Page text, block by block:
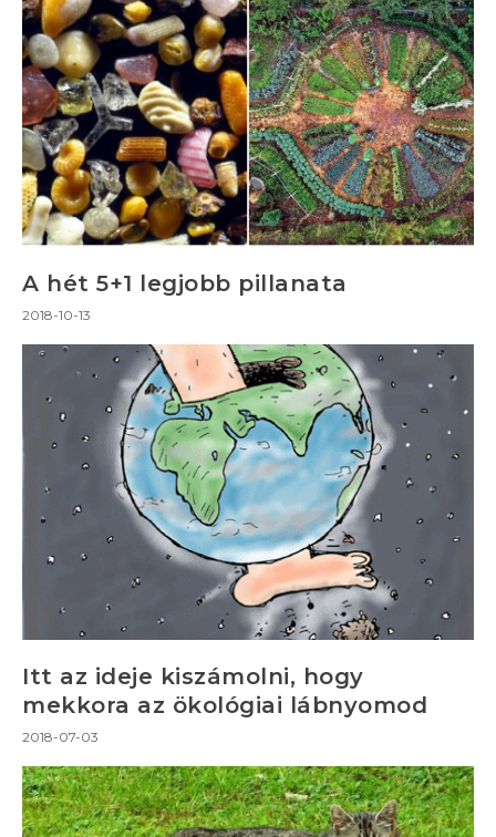
A hét 5+1 legjobb pillanata
2018-10-13
Itt az ideje kiszámolni, hogy
mekkora az ökológiai lábnyomod
2018-07-03